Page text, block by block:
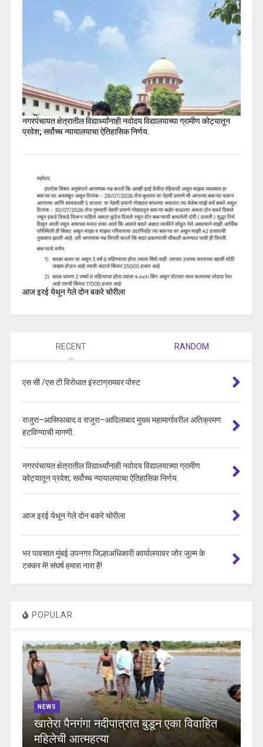
नगरपंचायत क्षेत्रातील विद्यार्थ्यांनाही नवोदय विद्यालयाच्या ग्रामीण कोट्यातून
प्रवेश; सर्वोच्च न्यायालयाचा ऐतिहासिक निर्णय.
आज इरई येथून गेले दोन बकरे चोरीला
RECENT RANDOM
एस सी /एस टी विरोधात इंस्टाग्रामवर पोस्ट
राजुरा–आसिफाबाद व राजुरा–आदिलाबाद मुख्य महामार्गावरील अतिक्रमण
हटविण्याची मागणी.
नगरपंचायत क्षेत्रातील विद्यार्थ्यांनाही नवोदय विद्यालयाच्या ग्रामीण
कोट्यातून प्रवेश; सर्वोच्च न्यायालयाचा ऐतिहासिक निर्णय.
आज इरई येथून गेले दोन बकरे चोरीला
भर पावसात मुंबई उपनगर जिल्हाअधिकारी कार्यालयावर जोर जुल्म के
टक्कर मे! संघर्ष हमारा नारा है!
POPULAR
NEWS
खातेरा पैनगंगा नदीपात्रात बुडून एका विवाहित
महिलेची आत्महत्या